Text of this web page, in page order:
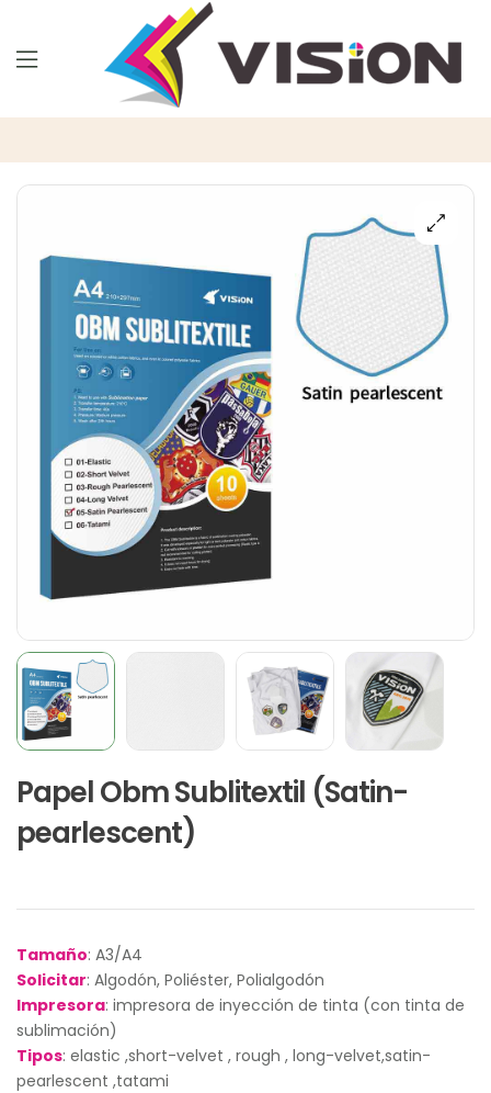
Papel Obm Sublitextil (Satin-
pearlescent)
Tamaño: A3/A4
Solicitar: Algodón, Poliéster, Polialgodón
Impresora: impresora de inyección de tinta (con tinta de
sublimación)
Tipos: elastic ,short-velvet , rough , long-velvet,satin-
pearlescent ,tatami